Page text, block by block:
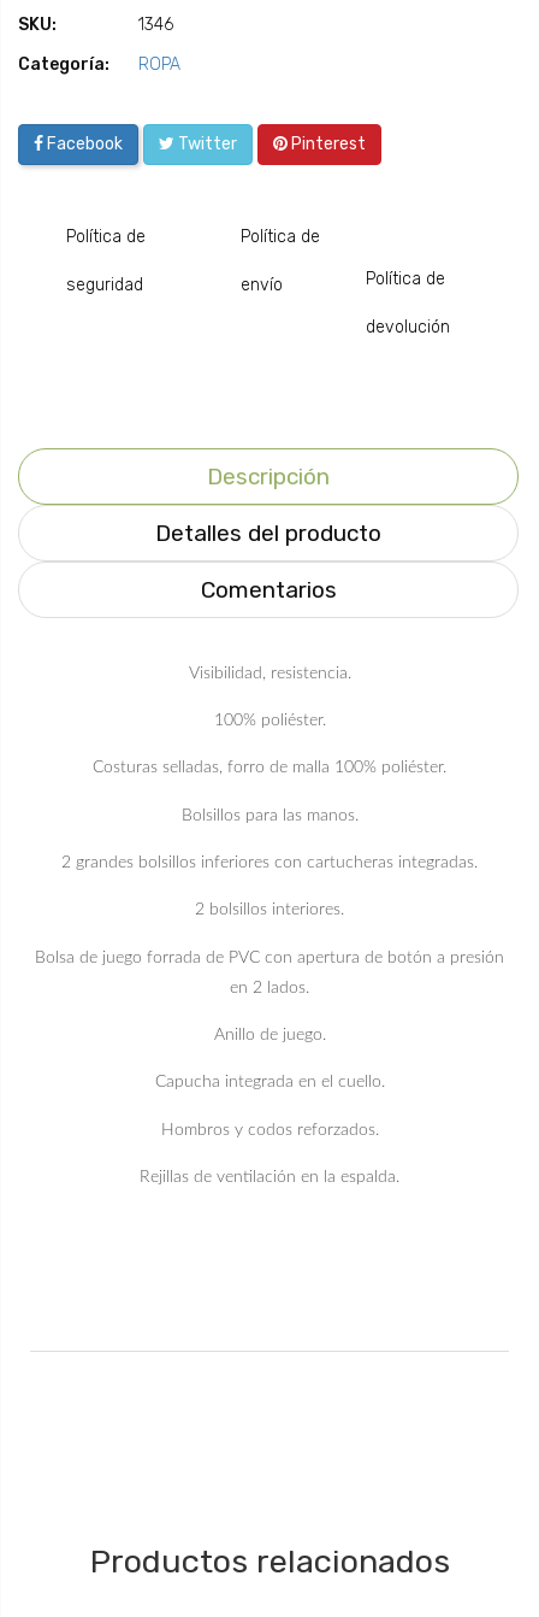
SKU:
1346
Categoría:
ROPA
Facebook Twitter Pinterest
Política de
seguridad
Política de
envío Política de
devolución
Descripción
Detalles del producto
Comentarios
Visibilidad, resistencia.
100% poliéster.
Costuras selladas, forro de malla 100% poliéster.
Bolsillos para las manos.
2 grandes bolsillos inferiores con cartucheras integradas.
2 bolsillos interiores.
Bolsa de juego forrada de PVC con apertura de botón a presión
en 2 lados.
Anillo de juego.
Capucha integrada en el cuello.
Hombros y codos reforzados.
Rejillas de ventilación en la espalda.
Productos relacionados